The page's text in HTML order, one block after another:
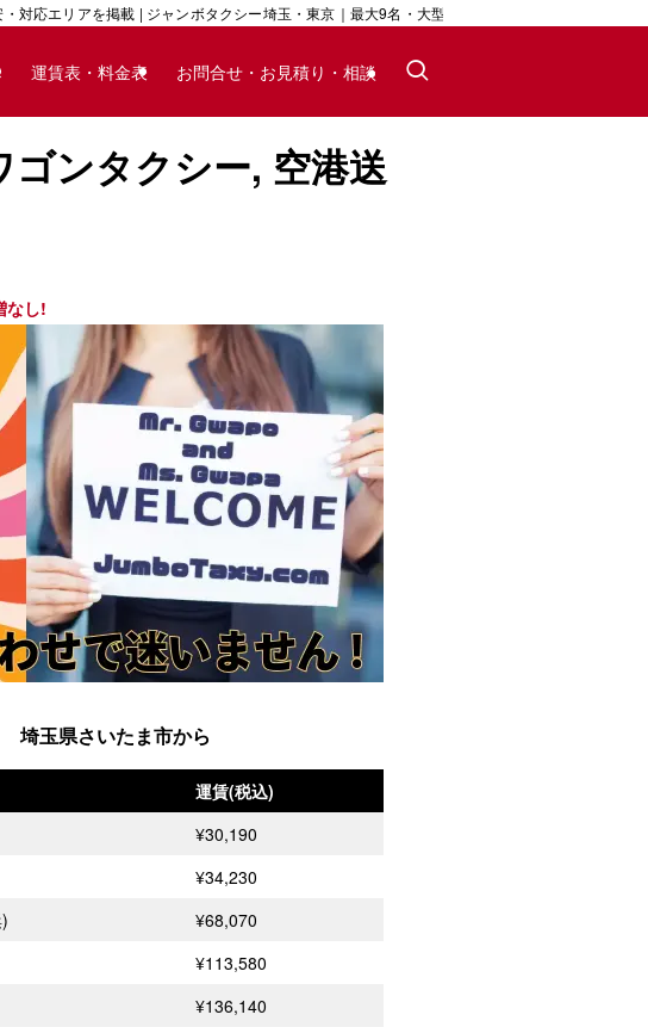
応エリアを掲載 | ジャンボタクシー埼玉・東京｜最大9名・大型荷物対応｜24時間予約可
運賃表・料金表 お問合せ・お見積り・相談
ンタクシー, 空港送
なし!
埼玉県さいたま市から
運賃(税込)
¥30,190
¥34,230
¥68,070
¥113,580
¥136,140